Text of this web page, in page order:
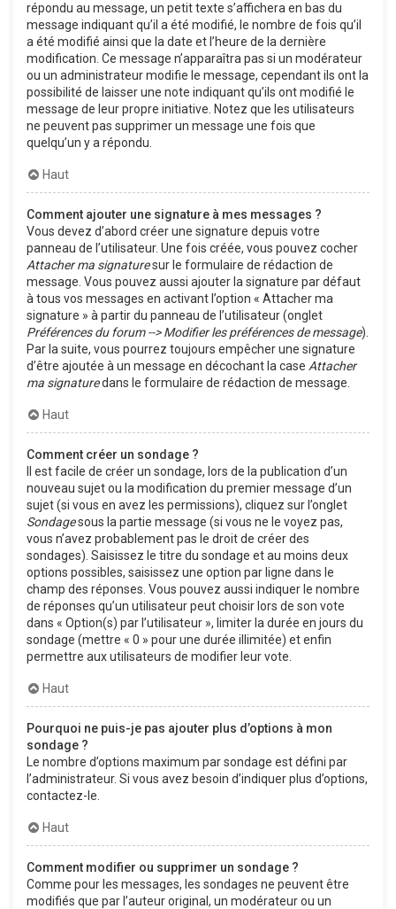
répondu au message, un petit texte s’affichera en bas du
message indiquant qu’il a été modifié, le nombre de fois qu’il
a été modifié ainsi que la date et l’heure de la dernière
modification. Ce message n’apparaîtra pas si un modérateur
ou un administrateur modifie le message, cependant ils ont la
possibilité de laisser une note indiquant qu’ils ont modifié le
message de leur propre initiative. Notez que les utilisateurs
ne peuvent pas supprimer un message une fois que
quelqu’un y a répondu.
Haut
Comment ajouter une signature à mes messages ?
Vous devez d’abord créer une signature depuis votre
panneau de l’utilisateur. Une fois créée, vous pouvez cocher
Attacher ma signaturesur le formulaire de rédaction de
message. Vous pouvez aussi ajouter la signature par défaut
à tous vos messages en activant l’option « Attacher ma
signature » à partir du panneau de l’utilisateur (onglet
Préférences du forum --> Modifier les préférences de message).
Par la suite, vous pourrez toujours empêcher une signature
d’être ajoutée à un message en décochant la case Attacher
ma signaturedans le formulaire de rédaction de message.
Haut
Comment créer un sondage ?
Il est facile de créer un sondage, lors de la publication d’un
nouveau sujet ou la modification du premier message d’un
sujet (si vous en avez les permissions), cliquez sur l’onglet
Sondagesous la partie message (si vous ne le voyez pas,
vous n’avez probablement pas le droit de créer des
sondages). Saisissez le titre du sondage et au moins deux
options possibles, saisissez une option par ligne dans le
champ des réponses. Vous pouvez aussi indiquer le nombre
de réponses qu’un utilisateur peut choisir lors de son vote
dans « Option(s) par l’utilisateur », limiter la durée en jours du
sondage (mettre « 0 » pour une durée illimitée) et enfin
permettre aux utilisateurs de modifier leur vote.
Haut
Pourquoi ne puis-je pas ajouter plus d’options à mon
sondage ?
Le nombre d’options maximum par sondage est défini par
l’administrateur. Si vous avez besoin d’indiquer plus d’options,
contactez-le.
Haut
Comment modifier ou supprimer un sondage ?
Comme pour les messages, les sondages ne peuvent être
modifiés que par l’auteur original, un modérateur ou un